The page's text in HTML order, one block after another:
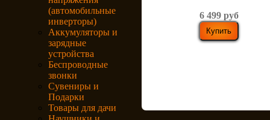
(автомобильные
инверторы)
Аккумуляторы и
зарядные
устройства
Беспроводные
звонки
Сувениры и
Подарки
Товары для дачи
6 499 руб